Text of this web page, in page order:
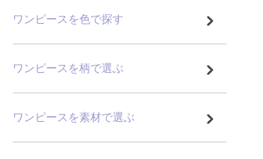
ワンピースを色で探す
ワンピースを柄で選ぶ
ワンピースを素材で選ぶ